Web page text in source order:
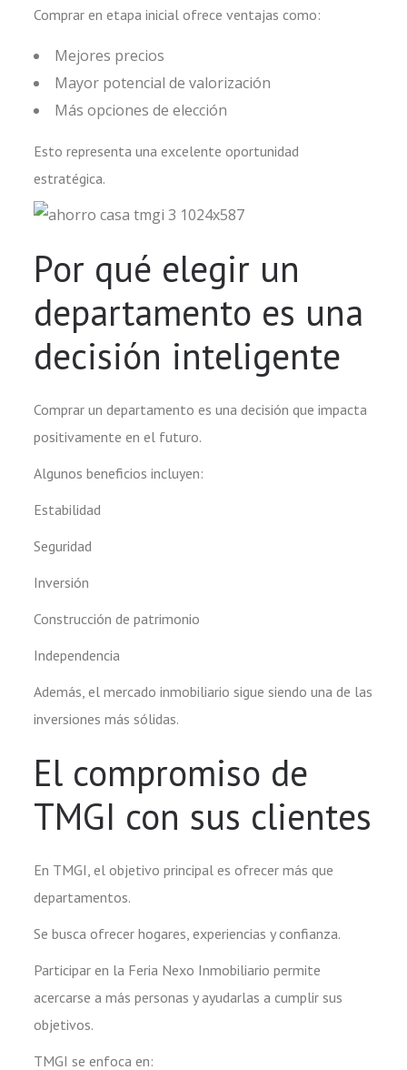
Comprar en etapa inicial ofrece ventajas como:
Mejores precios
Mayor potencial de valorización
Más opciones de elección
Esto representa una excelente oportunidad
estratégica.
Por qué elegir un
departamento es una
decisión inteligente
Comprar un departamento es una decisión que impacta
positivamente en el futuro.
Algunos beneficios incluyen:
Estabilidad
Seguridad
Inversión
Construcción de patrimonio
Independencia
Además, el mercado inmobiliario sigue siendo una de las
inversiones más sólidas.
El compromiso de
TMGI con sus clientes
En TMGI, el objetivo principal es ofrecer más que
departamentos.
Se busca ofrecer hogares, experiencias y confianza.
Participar en la Feria Nexo Inmobiliario permite
acercarse a más personas y ayudarlas a cumplir sus
objetivos.
TMGI se enfoca en: